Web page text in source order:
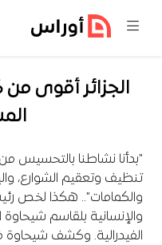
الجزائر أقوى من
"بدأنا نشاطنا بالتحسيس
تنظيف وتعقيم الشوارع،
والكمامات".. هكذا لخص رئيس
والإنسانية بلقاسم شيحاوة
الفيدرالية. وكشف